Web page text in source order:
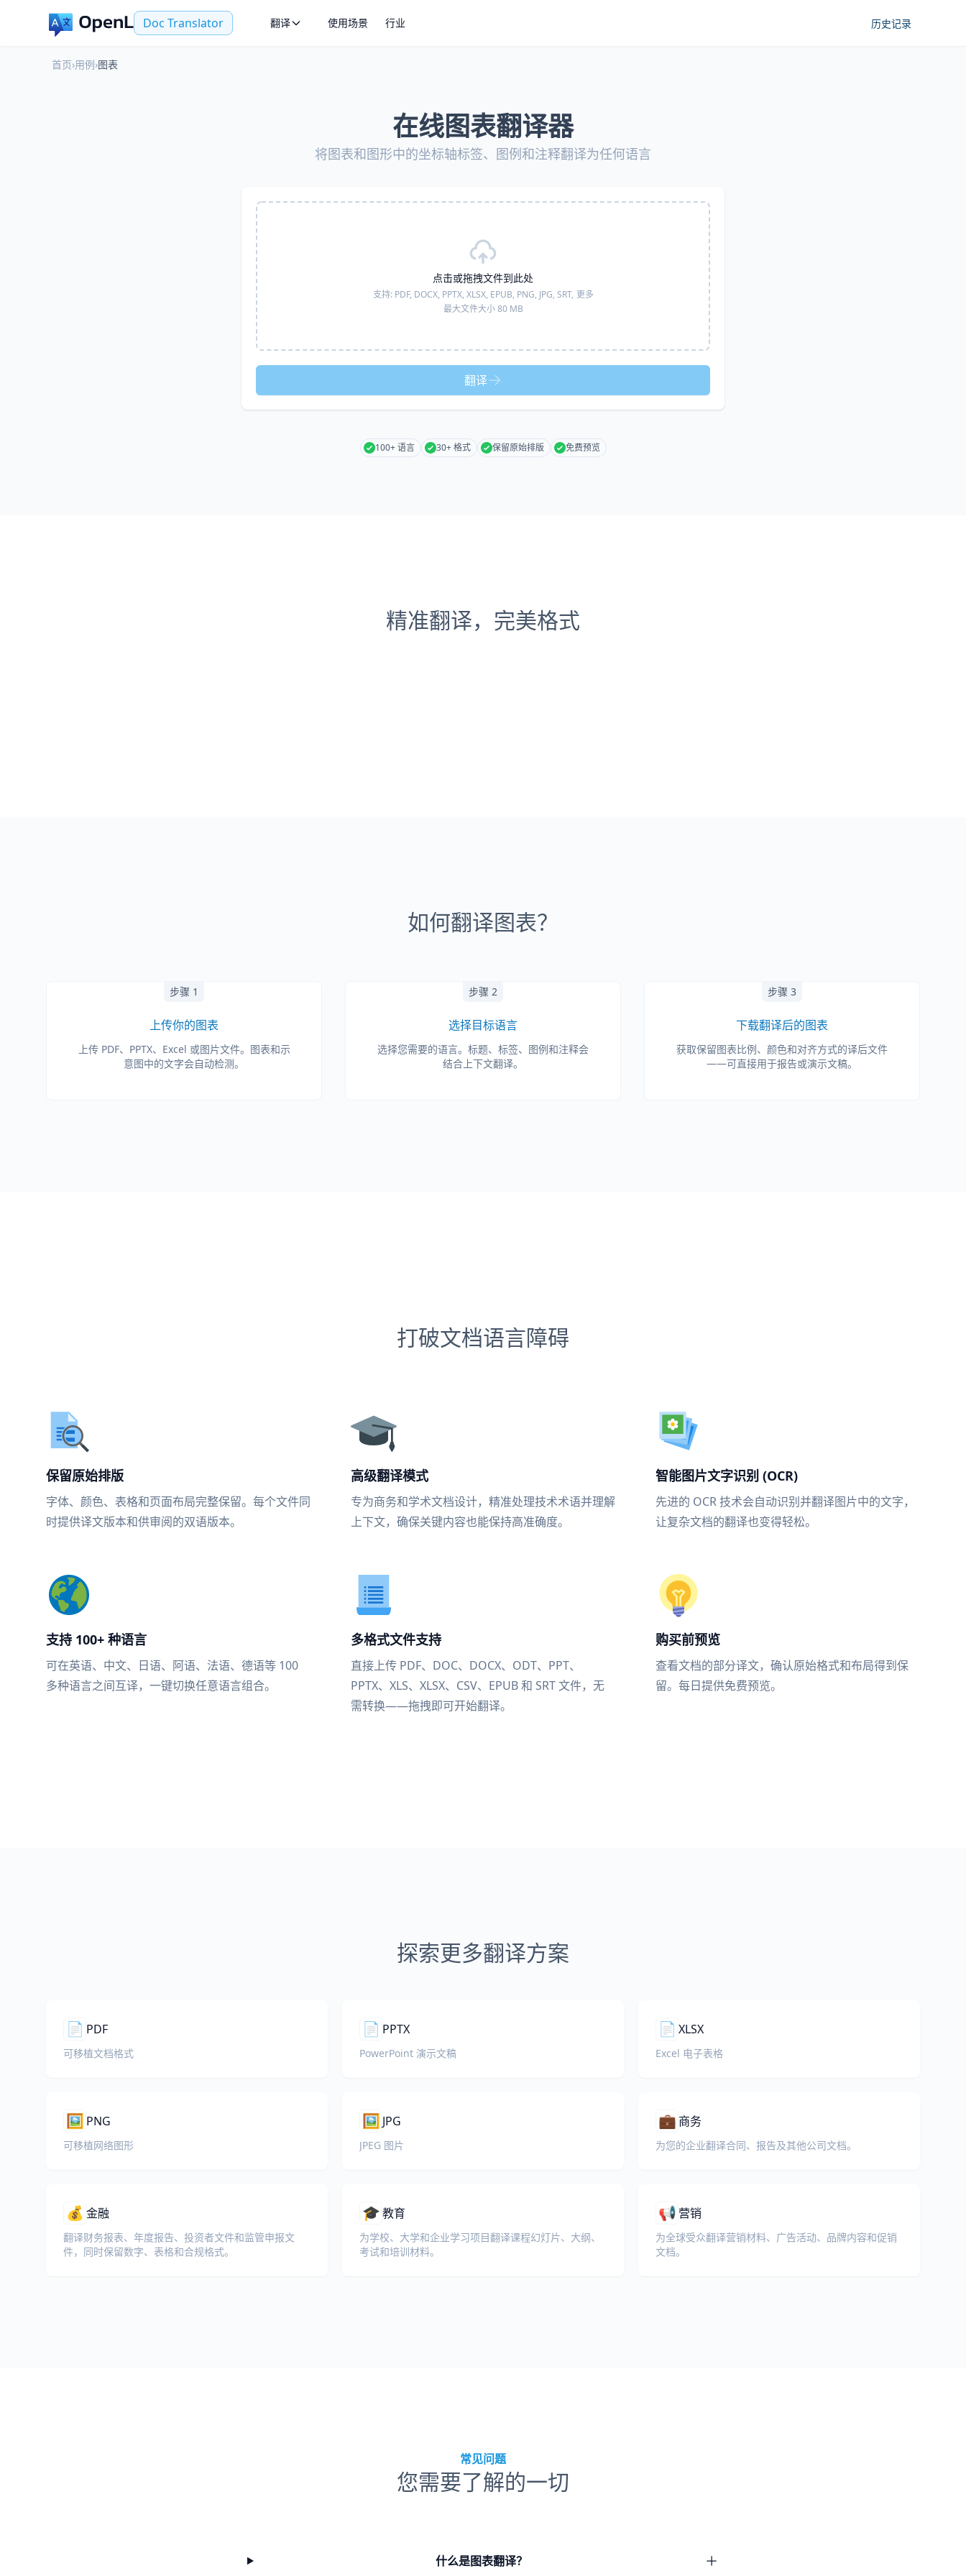
Doc Translator 翻译 使用场景 行业 历史记录
首页›用例›图表
在线图表翻译器
将图表和图形中的坐标轴标签、图例和注释翻译为任何语言
点击或拖拽文件到此处
支持: PDF, DOCX, PPTX, XLSX, EPUB, PNG, JPG, SRT, 更多
最大文件大小 80 MB
翻译
100+ 语言 30+ 格式 保留原始排版 免费预览
精准翻译，完美格式
如何翻译图表？
步骤 1
上传你的图表
上传 PDF、PPTX、Excel 或图片文件。图表和示
意图中的文字会自动检测。
步骤 2
选择目标语言
选择您需要的语言。标题、标签、图例和注释会
结合上下文翻译。
步骤 3
下载翻译后的图表
获取保留图表比例、颜色和对齐方式的译后文件
——可直接用于报告或演示文稿。
打破文档语言障碍
保留原始排版
字体、颜色、表格和页面布局完整保留。每个文件同
时提供译文版本和供审阅的双语版本。
高级翻译模式
专为商务和学术文档设计，精准处理技术术语并理解
上下文，确保关键内容也能保持高准确度。
智能图片文字识别 (OCR)
先进的 OCR 技术会自动识别并翻译图片中的文字，
让复杂文档的翻译也变得轻松。
支持 100+ 种语言
可在英语、中文、日语、阿语、法语、德语等 100
多种语言之间互译，一键切换任意语言组合。
多格式文件支持
直接上传 PDF、DOC、DOCX、ODT、PPT、
PPTX、XLS、XLSX、CSV、EPUB 和 SRT 文件，无
需转换——拖拽即可开始翻译。
购买前预览
查看文档的部分译文，确认原始格式和布局得到保
留。每日提供免费预览。
探索更多翻译方案
📄 PDF
可移植文档格式
📄 PPTX
PowerPoint 演示文稿
📄 XLSX
Excel 电子表格
🖼️ PNG
可移植网络图形
🖼️ JPG
JPEG 图片
💼 商务
为您的企业翻译合同、报告及其他公司文档。
💰 金融
翻译财务报表、年度报告、投资者文件和监管申报文
件，同时保留数字、表格和合规格式。
🎓教育
为学校、大学和企业学习项目翻译课程幻灯片、大纲、
考试和培训材料。
📢 营销
为全球受众翻译营销材料、广告活动、品牌内容和促销
文档。
常见问题
您需要了解的一切
什么是图表翻译？